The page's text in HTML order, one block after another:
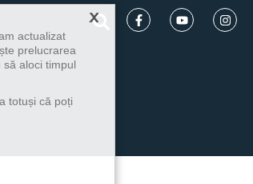
×
actualizat
prelucrarea
aloci timpul
totuși că poți